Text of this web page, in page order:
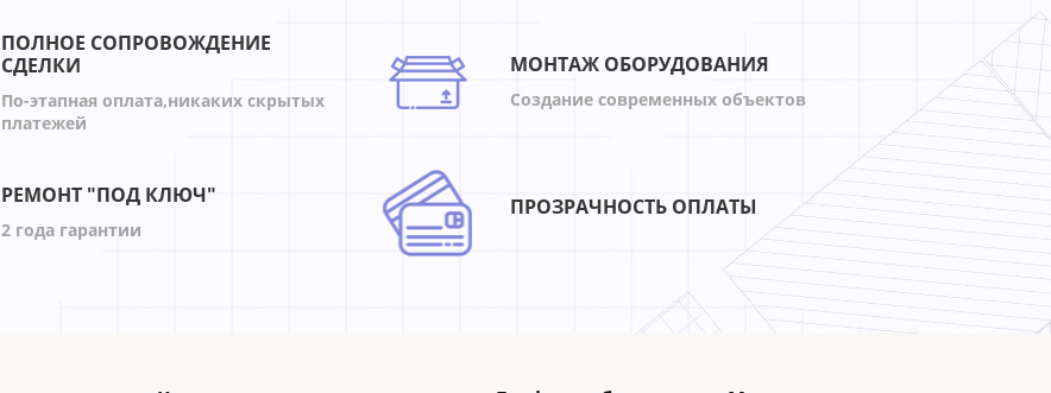
ПОЛНОЕ СОПРОВОЖДЕНИЕ
СДЕЛКИ
По-этапная оплата,никаких скрытых
платежей
МОНТАЖ ОБОРУДОВАНИЯ
Создание современных объектов
РЕМОНТ "ПОД КЛЮЧ"
2 года гарантии
ПРОЗРАЧНОСТЬ ОПЛАТЫ